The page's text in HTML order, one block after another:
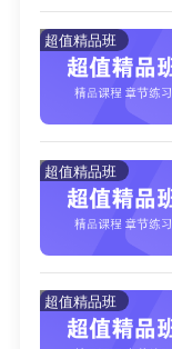
2025年10月内蒙
2025年10月内蒙
2025年10月内蒙
2025年10月内蒙
2025年10月内蒙
超值精品班
超值精品班
超值精品班